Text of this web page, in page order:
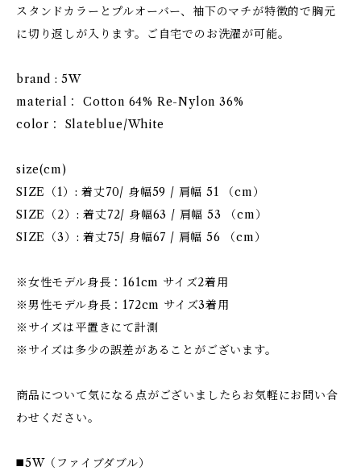
スタンドカラーとプルオーバー、袖下のマチが特徴的で胸元
に切り返しが入ります。ご自宅でのお洗濯が可能。
brand : 5W
material： Cotton 64% Re-Nylon 36%
color： Slateblue/White
size(cm)
SIZE（1）: 着丈70/ 身幅59 / 肩幅 51 （cm）
SIZE（2）: 着丈72/ 身幅63 / 肩幅 53 （cm）
SIZE（3）: 着丈75/ 身幅67 / 肩幅 56 （cm）
※女性モデル身長：161cm サイズ2着用
※男性モデル身長：172cm サイズ3着用
※サイズは平置きにて計測
※サイズは多少の誤差があることがございます。
商品について気になる点がございましたらお気軽にお問い合
わせください。
◼️5W（ファイブダブル）